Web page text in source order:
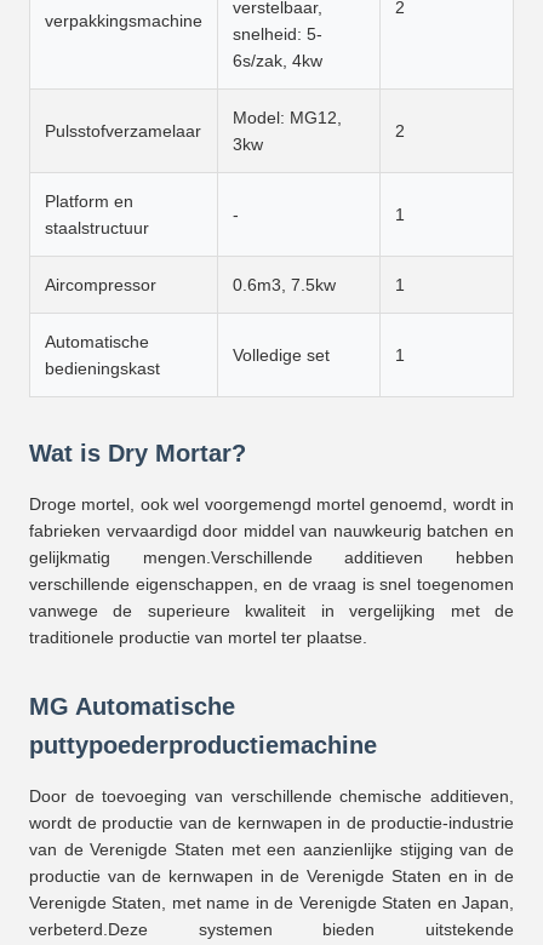
verpakkingsmachine
verstelbaar,
snelheid: 5-
6s/zak, 4kw
2
Pulsstofverzamelaar
Model: MG12,
3kw
2
Platform en
staalstructuur
- 1
Aircompressor 0.6m3, 7.5kw 1
Automatische
bedieningskast
Volledige set 1
Wat is Dry Mortar?
Droge mortel, ook wel voorgemengd mortel genoemd, wordt in
fabrieken vervaardigd door middel van nauwkeurig batchen en
gelijkmatig mengen.Verschillende additieven hebben
verschillende eigenschappen, en de vraag is snel toegenomen
vanwege de superieure kwaliteit in vergelijking met de
traditionele productie van mortel ter plaatse.
MG Automatische
puttypoederproductiemachine
Door de toevoeging van verschillende chemische additieven,
wordt de productie van de kernwapen in de productie-industrie
van de Verenigde Staten met een aanzienlijke stijging van de
productie van de kernwapen in de Verenigde Staten en in de
Verenigde Staten, met name in de Verenigde Staten en Japan,
verbeterd.Deze systemen bieden uitstekende